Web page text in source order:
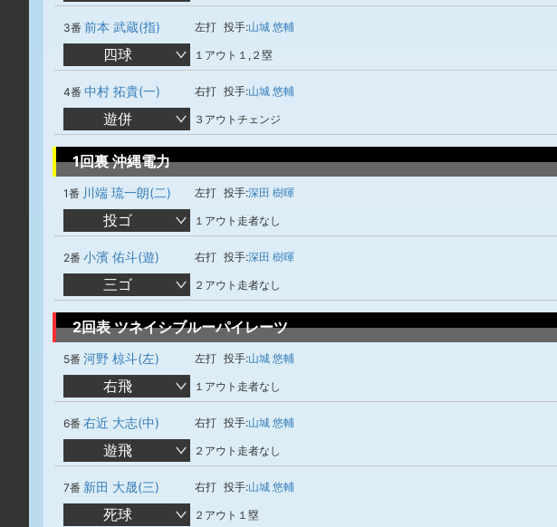
3番 前本 武蔵(指) 左打 投手:山城 悠輔
四球 １アウト１,２塁
4番 中村 拓貴(一) 右打 投手:山城 悠輔
遊併 ３アウトチェンジ
1回裏 沖縄電力
1番 川端 琉一朗(二) 左打 投手:深田 樹暉
投ゴ １アウト走者なし
2番 小濱 佑斗(遊) 右打 投手:深田 樹暉
三ゴ ２アウト走者なし
2回表 ツネイシブルーパイレーツ
5番 河野 椋斗(左) 左打 投手:山城 悠輔
右飛 １アウト走者なし
6番 右近 大志(中) 右打 投手:山城 悠輔
遊飛 ２アウト走者なし
7番 新田 大晟(三) 右打 投手:山城 悠輔
死球 ２アウト１塁